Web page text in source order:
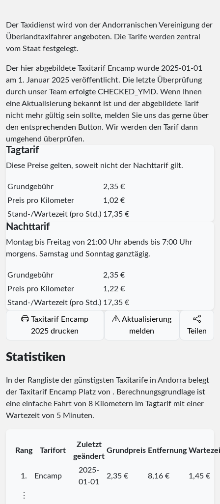
Der Taxidienst wird von der Andorranischen Vereinigung der
Überlandtaxifahrer angeboten. Die Tarife werden zentral
vom Staat festgelegt.
Der hier abgebildete Taxitarif Encamp wurde 2025-01-01
am 1. Januar 2025 veröffentlicht. Die letzte Überprüfung
durch unser Team erfolgte CHECKED_YMD. Wenn Ihnen
eine Aktualisierung bekannt ist und der abgebildete Tarif
nicht mehr gültig sein sollte, melden Sie uns das gerne über
den entsprechenden Button. Wir werden den Tarif dann
umgehend überprüfen.
Tagtarif
Diese Preise gelten, soweit nicht der Nachttarif gilt.
Grundgebühr
2,35 €
Preis pro Kilometer
1,02 €
Stand-/Wartezeit (pro Std.) 17,35 €
Nachttarif
Montag bis Freitag von 21:00 Uhr abends bis 7:00 Uhr
morgens. Samstag und Sonntag ganztägig.
Grundgebühr
2,35 €
Preis pro Kilometer
1,22 €
Stand-/Wartezeit (pro Std.) 17,35 €
Taxitarif Encamp
2025 drucken
Aktualisierung
melden
Teilen
Statistiken
In der Rangliste der günstigsten Taxitarife in Andorra belegt
der Taxitarif Encamp Platz von . Berechnungsgrundlage ist
eine einfache Fahrt von 8 Kilometern im Tagtarif mit einer
Wartezeit von 5 Minuten.
Rang Tarifort
Zuletzt
geändert
Grundpreis Entfernung
1. Encamp
2025-
01-01
2,35 € 8,16 € 1,45 €
⋮